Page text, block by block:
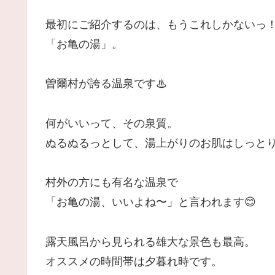
最初にご紹介するのは、もうこれしかないっ
「お亀の湯」。
曽爾村が誇る温泉です♨
何がいいって、その泉質。
ぬるぬるっとして、湯上がりのお肌はしっと
村外の方にも有名な温泉で
「お亀の湯、いいよね〜」と言われます😊
露天風呂から見られる雄大な景色も最高。
オススメの時間帯は夕暮れ時です。